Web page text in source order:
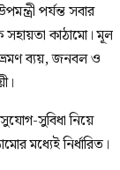
পর্যন্ত সবার
সহায়তা কাঠামো। মূল
ভ্রমণ ব্যয়, জনবল ও
সুবিধা নিয়ে
মধ্যেই নির্ধারিত।